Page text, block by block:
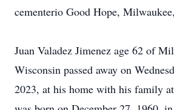
cementerio Good Hope,
Juan Valadez Jimenez age 62 of
Wisconsin passed away on
2023, at his home with his family